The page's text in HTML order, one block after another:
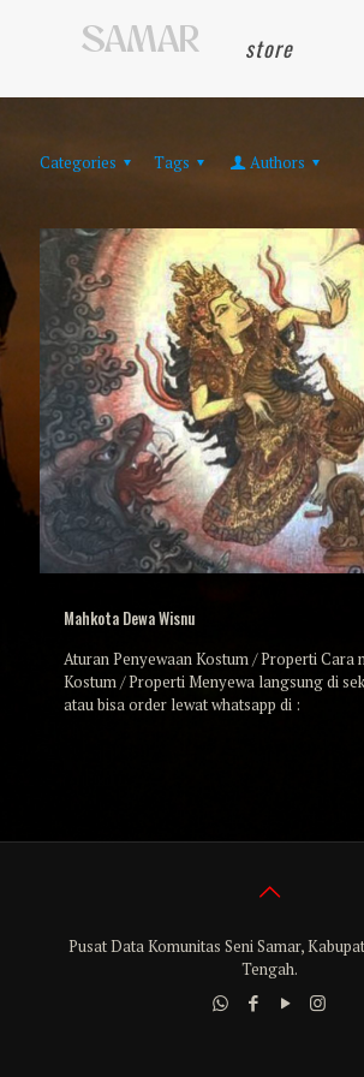
store
Categories Tags Authors
Mahkota Dewa Wisnu
Aturan Penyewaan Kostum / Properti Cara
Kostum / Properti Menyewa langsung di
atau bisa order lewat whatsapp di :
Pusat Data Komunitas Seni Samar,
Tengah.